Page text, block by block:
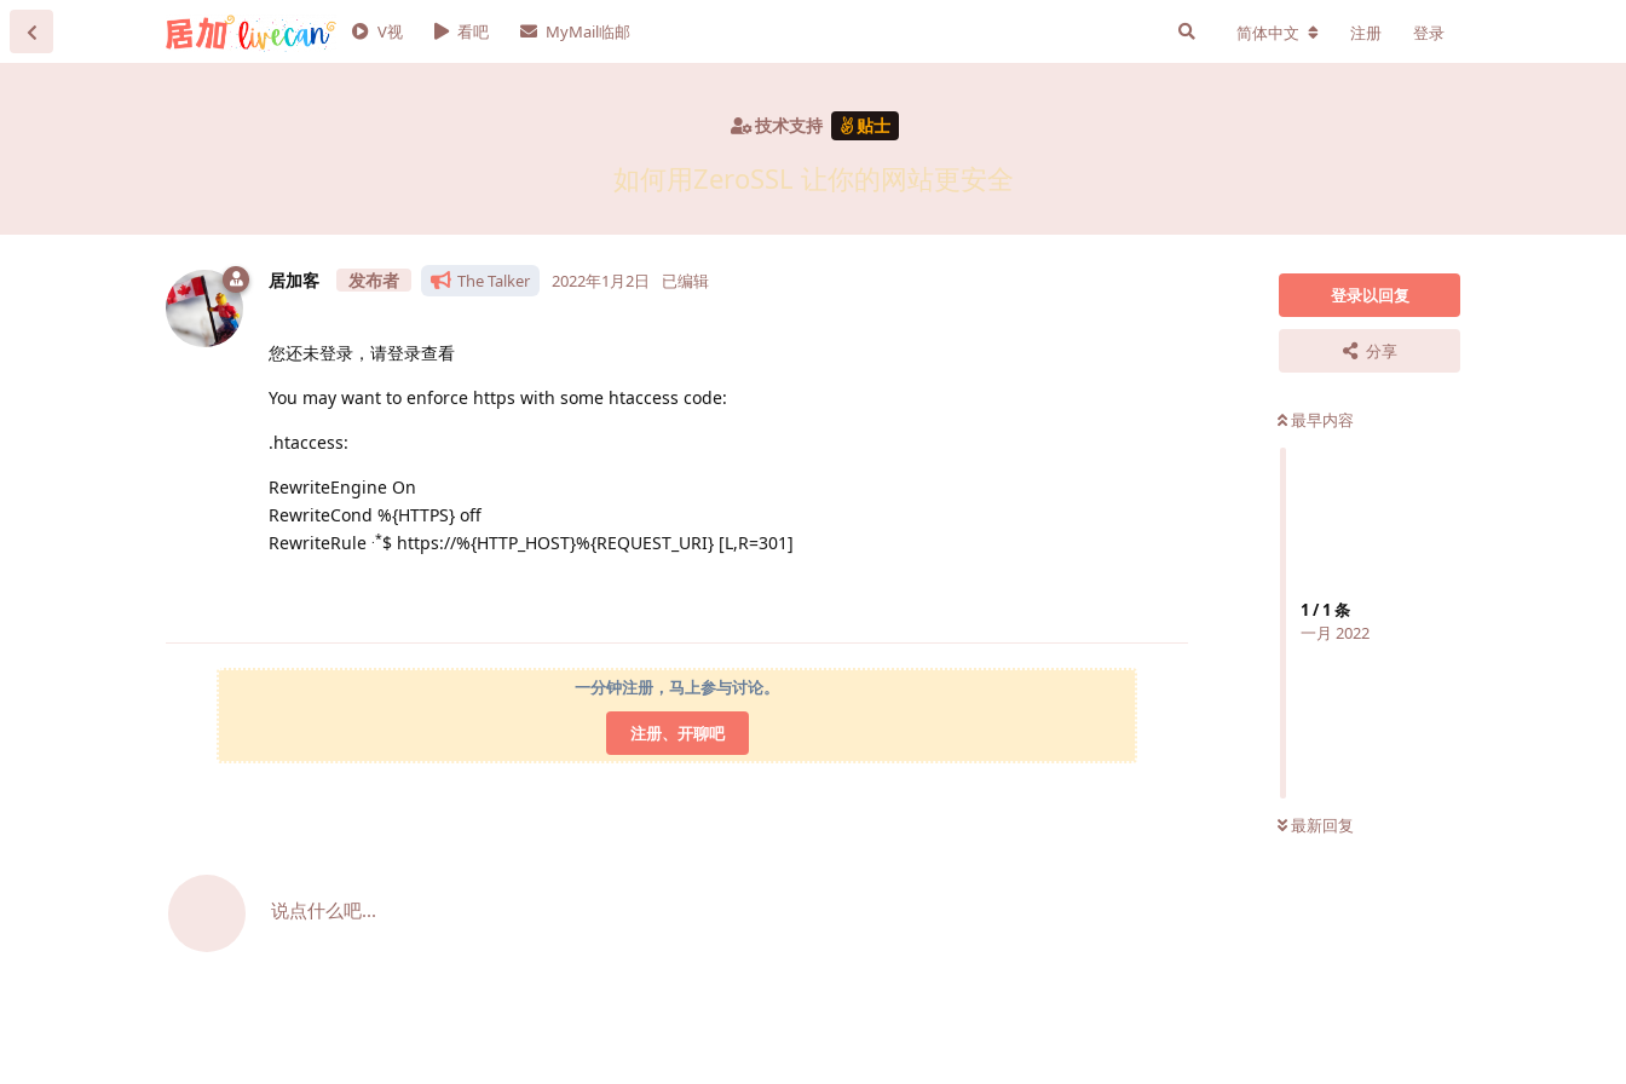
V视 看吧 MyMail临邮 简体中文 注册 登录
技术支持 贴士
如何用ZeroSSL 让你的网站更安全
登录以回复
分享
最早内容
1 /1 条
一月 2022
最新回复
居加客 The Talker 2022年1月2日 已编辑
您还未登录，请登录查看
You may want to enforce https with some htaccess code:
.htaccess:
RewriteEngine On
RewriteCond %{HTTPS} off
RewriteRule .*$ https://%{HTTP_HOST}%{REQUEST_URI} [L,R=301]
一分钟注册，马上参与讨论。
注册、开聊吧
说点什么吧...